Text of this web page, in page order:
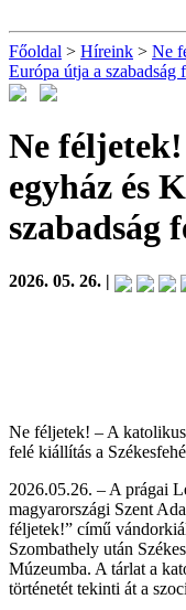
Főoldal > Híreink > Ne
Európa útja a szabadság
Ne
egyház és
szabadság
2026. 05. 26. |
Ne féljetek! – A
felé kiállítás a
2026.05.26. – A prágai
magyarországi Szent
féljetek!” című
Szombathely után
Múzeumba. A tárlat a
történetét tekinti át a